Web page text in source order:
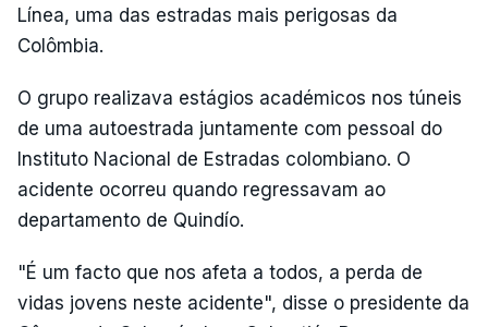
Línea, uma das estradas mais perigosas da
Colômbia.
O grupo realizava estágios académicos nos túneis
de uma autoestrada juntamente com pessoal do
Instituto Nacional de Estradas colombiano. O
acidente ocorreu quando regressavam ao
departamento de Quindío.
"É um facto que nos afeta a todos, a perda de
vidas jovens neste acidente", disse o presidente da